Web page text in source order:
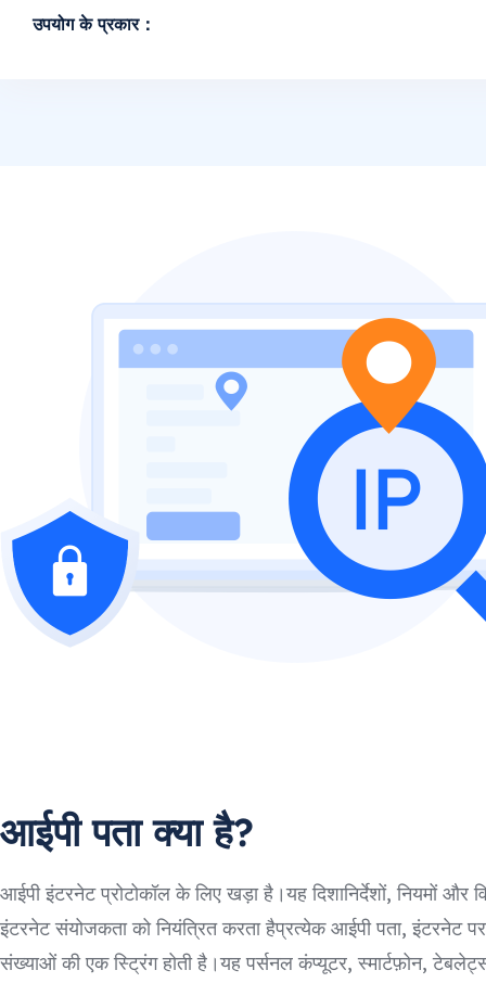
उपयोग के प्रकार：
आईपी पता क्या है?
आईपी इंटरनेट प्रोटोकॉल के लिए खड़ा है।यह दिशानिर्देशों, नियमों और
इंटरनेट संयोजकता को नियंत्रित करता हैप्रत्येक आईपी पता, इंटरनेट
संख्याओं की एक स्ट्रिंग होती है।यह पर्सनल कंप्यूटर, स्मार्टफ़ोन,